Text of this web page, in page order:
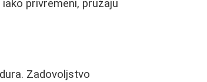
iako privremeni, pružaju
Zadovoljstvo